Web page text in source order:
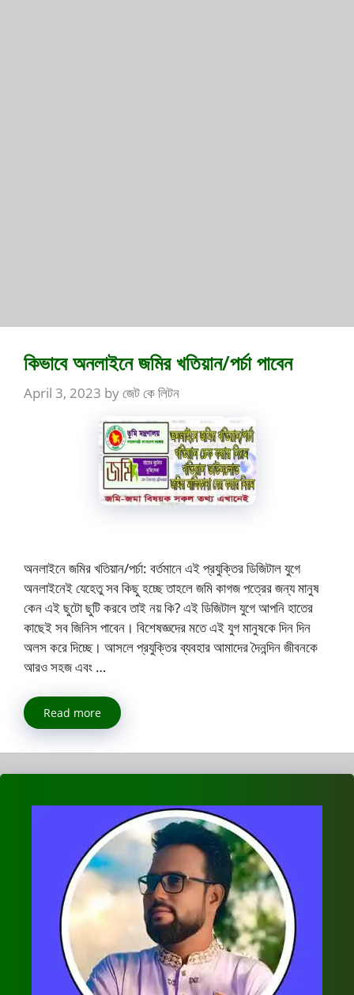
কিভাবে অনলাইনে জমির খতিয়ান/পর্চা পাবেন
April 3, 2023 byজেট কে লিটন
অনলাইনে জমির খতিয়ান/পর্চা: বর্তমানে এই প্রযুক্তির ডিজিটাল যুগে
অনলাইনেই যেহেতু সব কিছু হচ্ছে তাহলে জমি কাগজ পত্রের জন্য মানুষ
কেন এই ছুটো ছুটি করবে তাই নয় কি? এই ডিজিটাল যুগে আপনি হাতের
কাছেই সব জিনিস পাবেন। বিশেষজ্ঞদের মতে এই যুগ মানুষকে দিন দিন
অলস করে দিচ্ছে। আসলে প্রযুক্তির ব্যবহার আমাদের দৈনন্দিন জীবনকে
আরও সহজ এবং …
Read more